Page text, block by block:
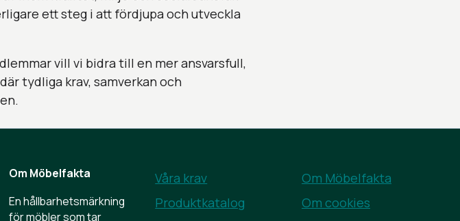
ett steg i att fördjupa och utveckla
vill vi bidra till en mer ansvarsfull,
tydliga krav, samverkan och
Om Möbelfakta
En hållbarhets­märkning
för möbler som tar
Våra krav
Produktkatalog
Om Möbelfakta
Om cookies